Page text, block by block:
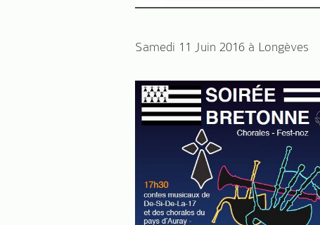
Samedi 11 Juin 2016 à Longèves